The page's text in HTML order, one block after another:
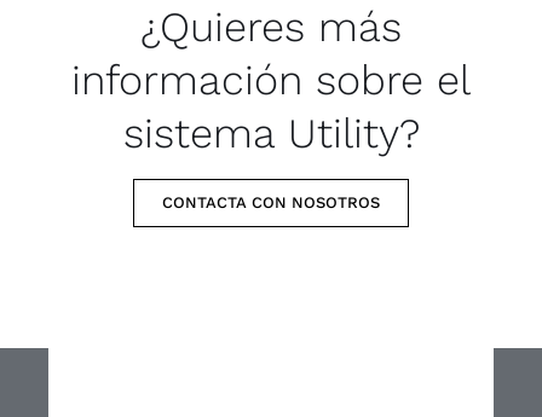
¿Quieres más
información sobre el
sistema Utility?
CONTACTA CON NOSOTROS